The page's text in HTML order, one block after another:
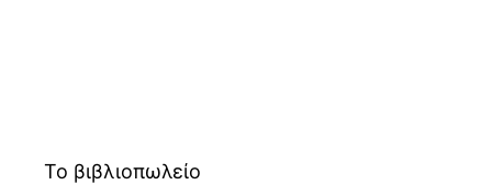
Το βιβλιοπωλείο